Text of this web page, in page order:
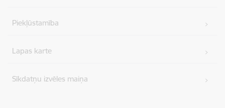
Piekļūstamība
Lapas karte
Sīkdatņu izvēles maiņa